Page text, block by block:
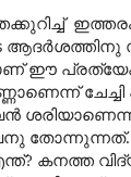
ഈ
? കനത്ത